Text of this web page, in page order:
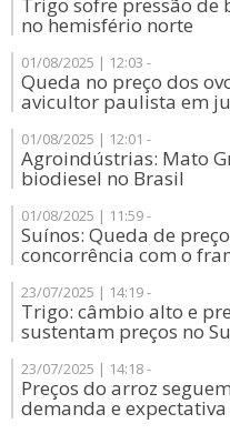
no hemisfério norte
01/08/2025 | 12:03 -
Queda no preço dos
avicultor paulista em
01/08/2025 | 12:01 -
Agroindústrias: Mato
biodiesel no Brasil
01/08/2025 | 11:59 -
Suínos: Queda de
concorrência com o
23/07/2025 | 14:19 -
Trigo: câmbio alto e
sustentam preços no
23/07/2025 | 14:18 -
Preços do arroz
demanda e